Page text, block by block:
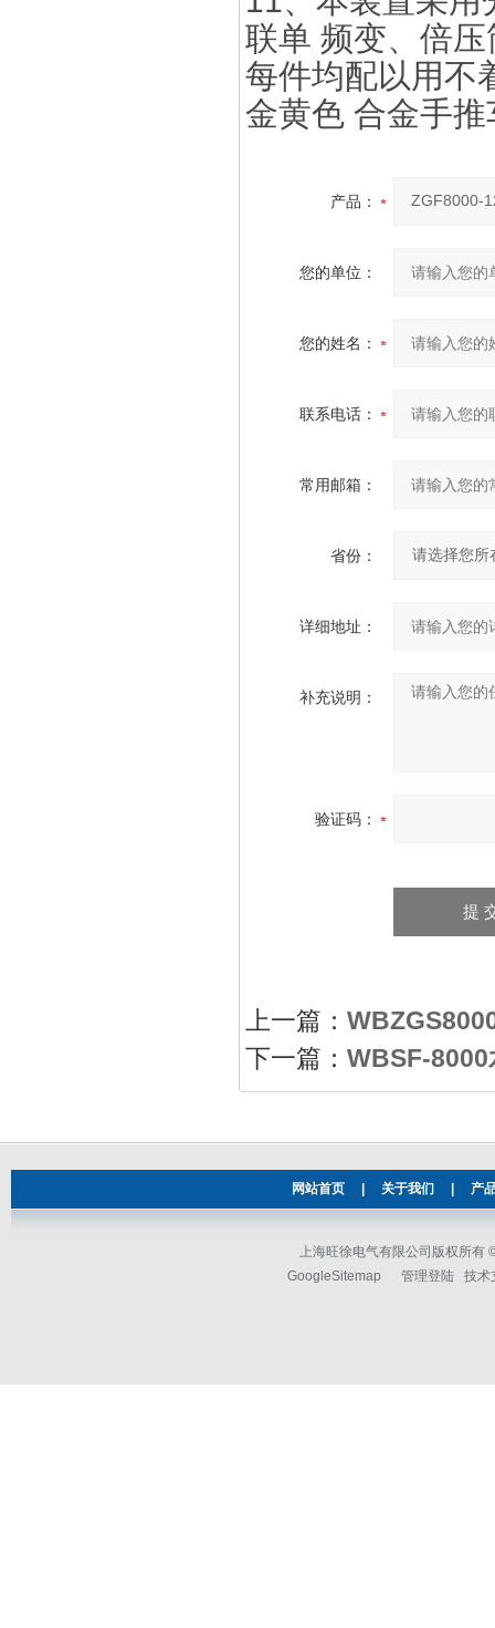
联单 频变、倍
每件均配以用不
金黄色 合金手
产品：
您的单位：
您的姓名：
联系电话：
常用邮箱：
省份：
详细地址：
补充说明：
验证码：
上一篇：
下一篇： WBSF-8000
网站首页 关于我们 产
上海旺徐电气有限公司版权所有
GoogleSitemap
管理登陆 技术